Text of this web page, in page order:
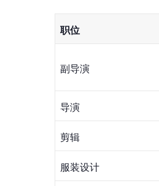
职位
副导演
导演
剪辑
服装设计